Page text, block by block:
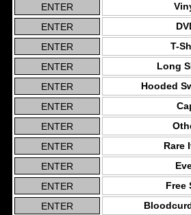
T-
Long
Hooded
Rare
Free